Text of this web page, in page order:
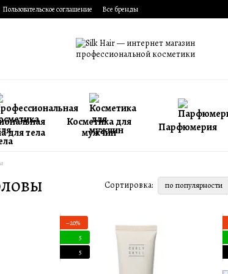
Пользовательское соглашение Все бренды
для тела
Косметика для
мужчин
Парфюмерия
Сортировка: по популярности
−20%
5
5